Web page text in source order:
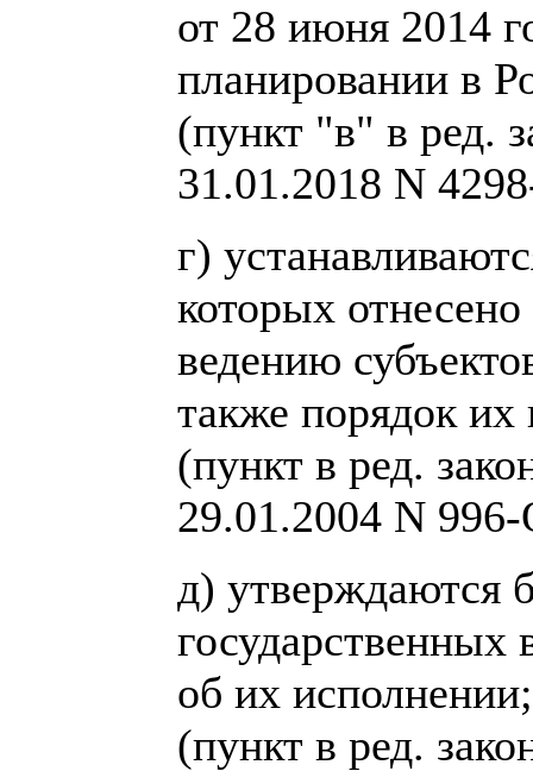
от 28 июня 2014
планировании в
(пункт "в" в ред.
31.01.2018 N
г)
которых
ведению
также порядок их
(пункт в ред.
29.01.2004 N
д) утверждаются
об их исполнении;
(пункт в ред.